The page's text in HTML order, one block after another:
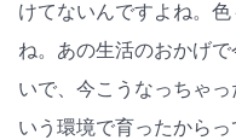
けてないんですよね。
ね。あの生活のおかげ
いで、今こうなっちゃ
いう環境で育ったから